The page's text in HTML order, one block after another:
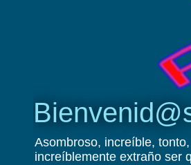
Asombroso, increíble,
increíblemente extraño ser